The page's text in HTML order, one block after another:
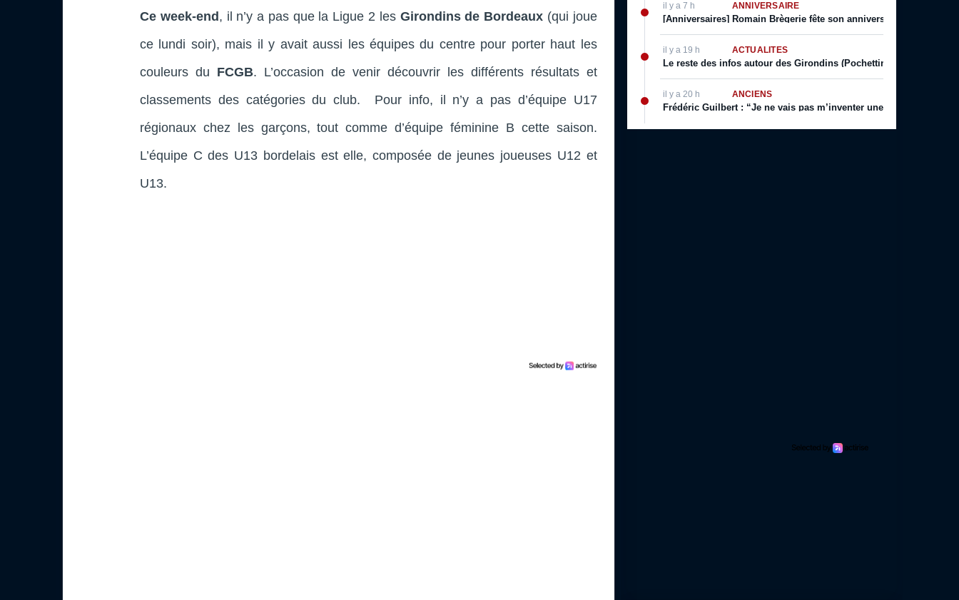
Ce week-end, il n’y a pas que la Ligue 2 les Girondins de Bordeaux (qui joue
ce lundi soir), mais il y avait aussi les équipes du centre pour porter haut les
couleurs du FCGB. L’occasion de venir découvrir les différents résultats et
classements des catégories du club. Pour info, il n’y a pas d’équipe U17
régionaux chez les garçons, tout comme d’équipe féminine B cette saison.
L’équipe C des U13 bordelais est elle, composée de jeunes joueuses U12 et
U13.
il y a 7 h ANNIVERSAIRE
[Anniversaires] Romain Brègerie fête son anniversaire ce 9 Août
il y a 19 h ACTUALITÉS
Le reste des infos autour des Girondins (Pochettino prolonge,
il y a 20 h ANCIENS
Frédéric Guilbert : “Je ne vais pas m’inventer une vie. J’ai